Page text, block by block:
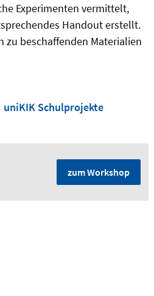
Experimenten vermittelt,
Handout erstellt.
zu beschaffenden Materialien
uniKIK Schulprojekte
zum Workshop